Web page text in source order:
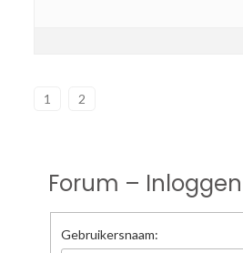
1 2
Forum – Inloggen
Gebruikersnaam: